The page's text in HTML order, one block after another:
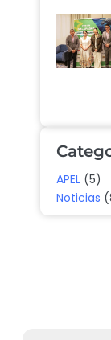
APEL (5)
Noticias